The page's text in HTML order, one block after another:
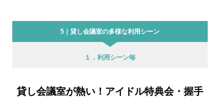
5｜貸し会議室の多様な利用シーン
１．利用シーン毎
貸し会議室が熱い！アイドル特典会・握手